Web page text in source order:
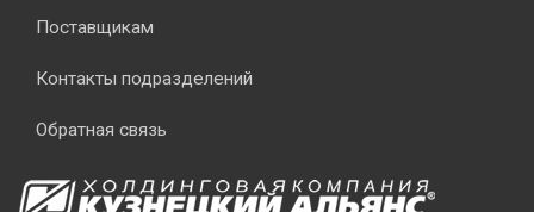
Поставщикам
Контакты подразделений
Обратная связь